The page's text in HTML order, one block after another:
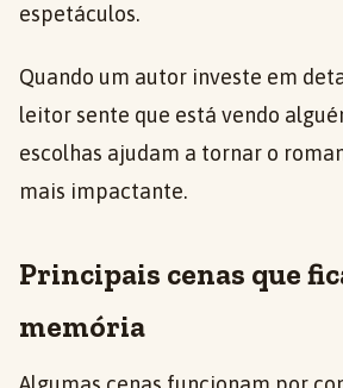
espetáculos.
Quando um autor investe em
leitor sente que está vendo
escolhas ajudam a tornar o
mais impactante.
Principais cenas que
memória